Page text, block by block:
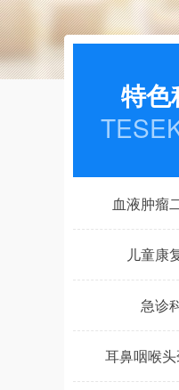
特色
血液肿瘤
儿童康
急诊
耳鼻咽喉